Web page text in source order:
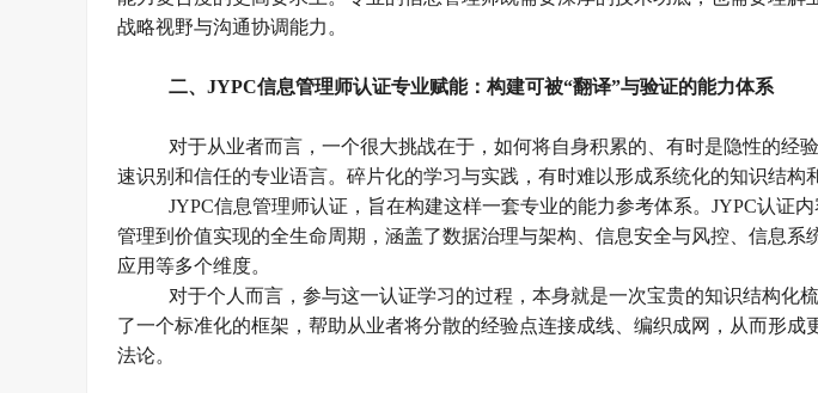
战略视野与沟通协调能力。
二、 JYPC信息管理师认证专业赋能：构建可被“翻译”与验证的能力体系
对于从业者而言， 一个很大挑战在于，如何将自身积累的、有时是隐性的经
速识别和信任的专业语言。碎片化的学习与实践，有时难以形成系统化的知识结构
JYPC信息管理师认证，旨在构建这样一套专业的能力参考体系。 JYPC认证
管理到价值实现的全生命周期，涵盖了数据治理与架构、信息安全与风控、信息系
应用等多个维度。
对于个人而言，参与这一认证学习的过程，本身就是一次宝贵的知识结构化
了一个标准化的框架，帮助从业者将分散的经验点连接成线、编织成网，从而形成
法论。